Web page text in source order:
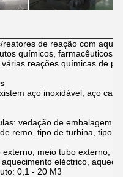
de reação com
químicos, farmacêuticos,
reações químicas de
aço inoxidável, aço
vedação de embalagem e
remo, tipo de turbina, tipo
meio tubo externo,
eléctrico,
0,1 - 20 M3